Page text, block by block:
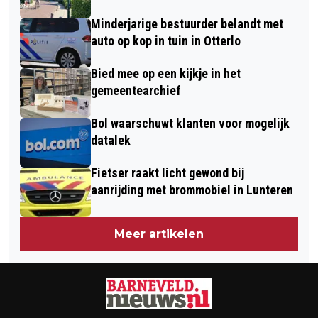
Minderjarige bestuurder belandt met
auto op kop in tuin in Otterlo
Bied mee op een kijkje in het
gemeentearchief
Bol waarschuwt klanten voor mogelijk
datalek
Fietser raakt licht gewond bij
aanrijding met brommobiel in Lunteren
Meer artikelen